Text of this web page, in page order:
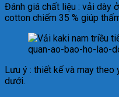
Đánh giá chất liệu : vải dày
cotton chiếm 35 % giúp
quan-ao-bao-ho-lao-
Lưu ý : thiết kế và may theo
dưới.